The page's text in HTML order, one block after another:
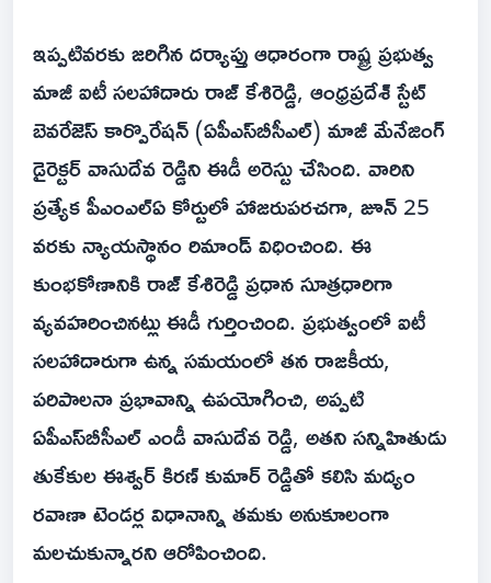
ఇప్పటివరకు జరిగిన దర్యాప్తు ఆధారంగా రాష్ట్ర ప్రభుత్వ
మాజీ ఐటీ సలహాదారు రాజ్ కేశిరెడ్డి, ఆంధ్రప్రదేశ్ స్టేట్
బెవరేజెస్ కార్పొరేషన్ (ఏపీఎస్‌బీసీఎల్) మాజీ మేనేజింగ్
డైరెక్టర్ వాసుదేవ రెడ్డిని ఈడీ అరెస్టు చేసింది. వారిని
ప్రత్యేక పీఎంఎల్‌ఏ కోర్టులో హాజరుపరచగా, జూన్ 25
వరకు న్యాయస్థానం రిమాండ్ విధించింది. ఈ
కుంభకోణానికి రాజ్ కేశిరెడ్డి ప్రధాన సూత్రధారిగా
వ్యవహరించినట్లు ఈడీ గుర్తించింది. ప్రభుత్వంలో ఐటీ
సలహాదారుగా ఉన్న సమయంలో తన రాజకీయ,
పరిపాలనా ప్రభావాన్ని ఉపయోగించి, అప్పటి
ఏపీఎస్‌బీసీఎల్ ఎండీ వాసుదేవ రెడ్డి, అతని సన్నిహితుడు
తుకేకుల ఈశ్వర్ కిరణ్ కుమార్ రెడ్డితో కలిసి మద్యం
రవాణా టెండర్ల విధానాన్ని తమకు అనుకూలంగా
మలచుకున్నారని ఆరోపించింది.